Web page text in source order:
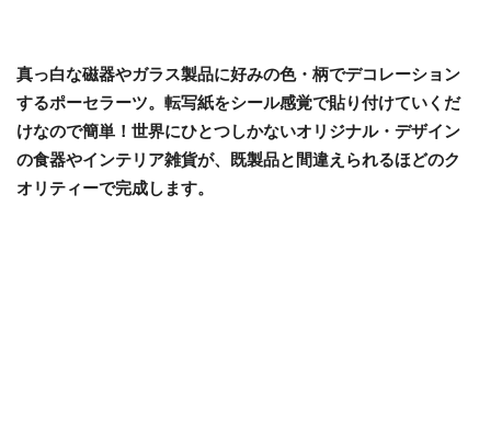
真っ白な磁器やガラス製品に好みの色・柄でデコレーション
するポーセラーツ。転写紙をシール感覚で貼り付けていくだ
けなので簡単！世界にひとつしかないオリジナル・デザイン
の食器やインテリア雑貨が、既製品と間違えられるほどのク
オリティーで完成します。